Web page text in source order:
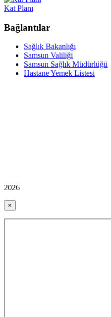
Kat Planı
Bağlantılar
Sağlık Bakanlığı
Samsun Valiliği
Samsun Sağlık Müdürlüğü
Hastane Yemek Listesi
2026
×